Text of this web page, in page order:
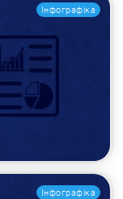
Інфографіка
Інфографіка